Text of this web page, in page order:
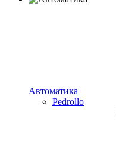
Автоматика
Pedrollo